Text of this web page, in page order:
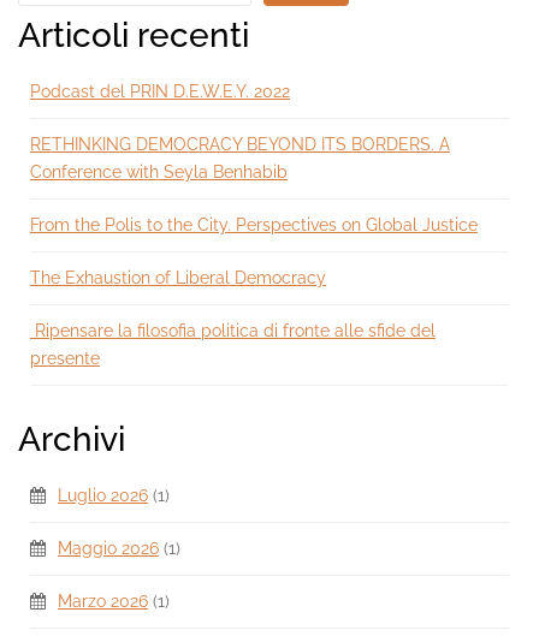
Articoli recenti
Podcast del PRIN D.E.W.E.Y. 2022
RETHINKING DEMOCRACY BEYOND ITS BORDERS. A
Conference with Seyla Benhabib
From the Polis to the City. Perspectives on Global Justice
The Exhaustion of Liberal Democracy
Ripensare la filosofia politica di fronte alle sfide del
presente
Archivi
Luglio 2026 (1)
Maggio 2026 (1)
Marzo 2026 (1)